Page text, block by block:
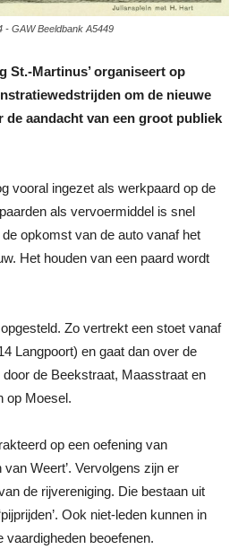
- GAW Beeldbank A5449
St.-Martinus’ organiseert op
om de nieuwe
de aandacht van een groot publiek
vooral ingezet als werkpaard op de
als vervoermiddel is snel
opkomst van de auto vanaf het
Het houden van een paard wordt
Zo vertrekt een stoet vanaf
Langpoort) en gaat dan over de
de Beekstraat, Maasstraat en
op Moesel.
op een oefening van
Weert’. Vervolgens zijn er
de rijvereniging. Die bestaan uit
Ook niet-leden kunnen in
vaardigheden beoefenen.